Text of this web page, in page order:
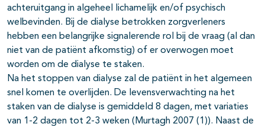
achteruitgang in algeheel lichamelijk en/of psychisch
welbevinden. Bij de dialyse betrokken zorgverleners
hebben een belangrijke signalerende rol bij de vraag (al dan
niet van de patiënt afkomstig) of er overwogen moet
worden om de dialyse te staken.
Na het stoppen van dialyse zal de patiënt in het algemeen
snel komen te overlijden. De levensverwachting na het
staken van de dialyse is gemiddeld 8 dagen, met variaties
van 1-2 dagen tot 2-3 weken (Murtagh 2007 (1)). Naast de